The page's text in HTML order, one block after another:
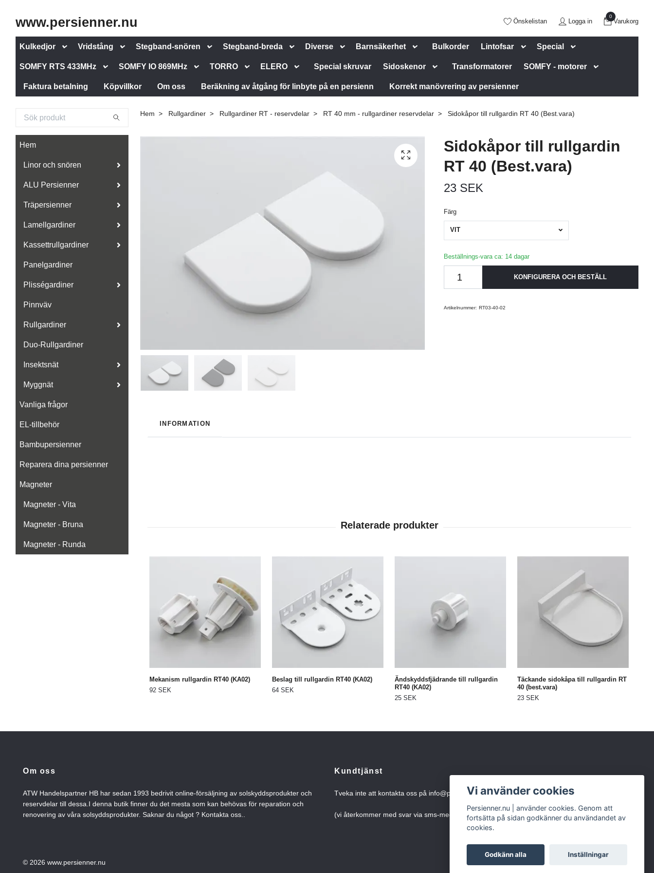
www.persienner.nu Önskelistan Logga in
0
Varukorg
Kulkedjor Vridstång Stegband-snören Stegband-breda Diverse Barnsäkerhet Bulkorder Lintofsar Special
SOMFY RTS 433MHz SOMFY IO 869MHz TORRO ELERO Special skruvar Sidoskenor Transformatorer SOMFY - motorer
Faktura betalning Köpvillkor Om oss Beräkning av åtgång för linbyte på en persienn Korrekt manövrering av persienner
Hem
Linor och snören
ALU Persienner
Träpersienner
Lamellgardiner
Kassettrullgardiner
Panelgardiner
Plisségardiner
Pinnväv
Rullgardiner
Duo-Rullgardiner
Insektsnät
Myggnät
Vanliga frågor
EL-tillbehör
Bambupersienner
Reparera dina persienner
Magneter
Magneter - Vita
Magneter - Bruna
Magneter - Runda
Hem Rullgardiner Rullgardiner RT - reservdelar RT 40 mm - rullgardiner reservdelar Sidokåpor till rullgardin RT 40 (Best.vara)
Sidokåpor till rullgardin
RT 40 (Best.vara)
23 SEK
Färg
VIT
Beställnings-vara ca: 14 dagar
KONFIGURERA OCH BESTÄLL
Artikelnummer: RT03-40-02
INFORMATION
Mekanism rullgardin RT40 (KA02)
92 SEK
Beslag till rullgardin RT40 (KA02)
64 SEK
Ändskyddsfjädrande till rullgardin
RT40 (KA02)
25 SEK
Täckande sidokåpa till rullgardin RT
40 (best.vara)
23 SEK
Om oss
ATW Handelspartner HB har sedan 1993 bedrivit online-försäljning av solskyddsprodukter och
reservdelar till dessa.I denna butik finner du det mesta som kan behövas för reparation och
renovering av våra solsyddsprodukter. Saknar du något ? Kontakta oss..
Kundtjänst
Tveka inte att kontakta oss på info@persienner.nueller skicka SMS till 0760-210 423
(vi återkommer med svar via sms-meddelande)
© 2026 www.persienner.nu
Vi använder cookies
Persienner.nu | använder cookies. Genom att
fortsätta på sidan godkänner du användandet av
cookies.
Godkänn alla Inställningar